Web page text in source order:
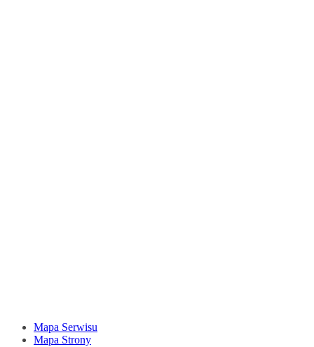
Mapa Serwisu
Mapa Strony